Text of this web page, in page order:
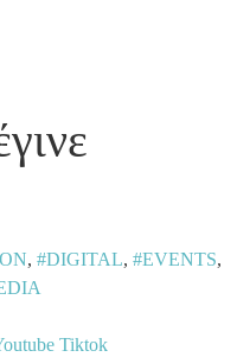
, DIGITAL, EVENTS,
Tiktok